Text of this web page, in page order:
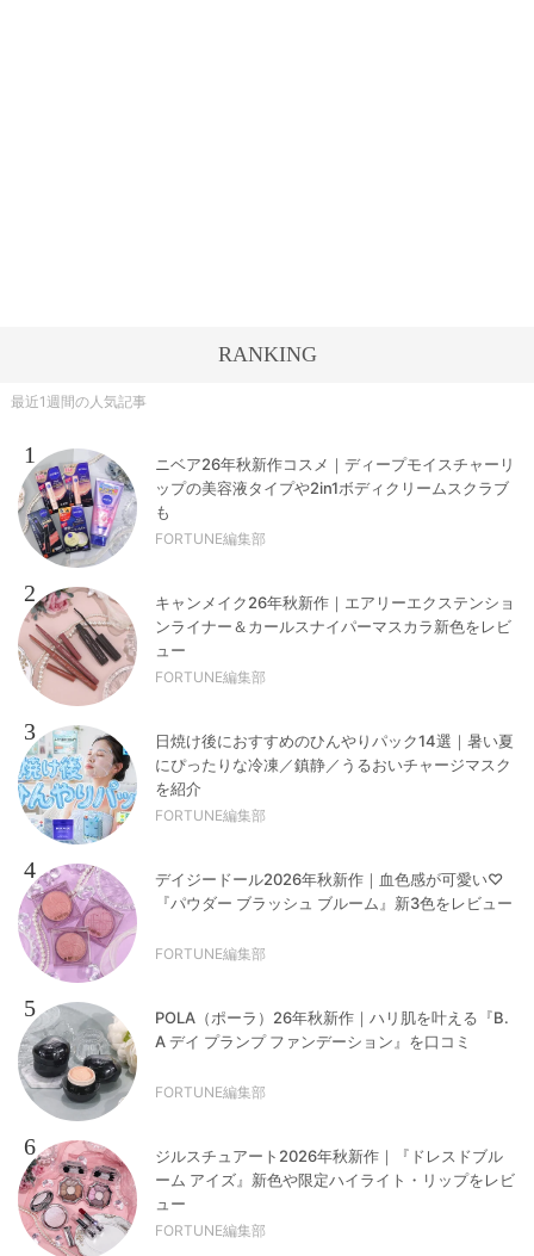
RANKING
最近1週間の人気記事
1
ニベア26年秋新作コスメ｜ディープモイスチャーリ
ップの美容液タイプや2in1ボディクリームスクラブ
も
FORTUNE編集部
2
キャンメイク26年秋新作｜エアリーエクステンショ
ンライナー＆カールスナイパーマスカラ新色をレビ
ュー
FORTUNE編集部
3
日焼け後におすすめのひんやりパック14選｜暑い夏
にぴったりな冷凍／鎮静／うるおいチャージマスク
を紹介
FORTUNE編集部
4
デイジードール2026年秋新作｜血色感が可愛い♡
『パウダー ブラッシュ ブルーム』新3色をレビュー
FORTUNE編集部
5
POLA（ポーラ）26年秋新作｜ハリ肌を叶える『B.
A デイ プランプ ファンデーション』を口コミ
FORTUNE編集部
6
ジルスチュアート2026年秋新作｜『ドレスドブル
ーム アイズ』新色や限定ハイライト・リップをレビ
ュー
FORTUNE編集部